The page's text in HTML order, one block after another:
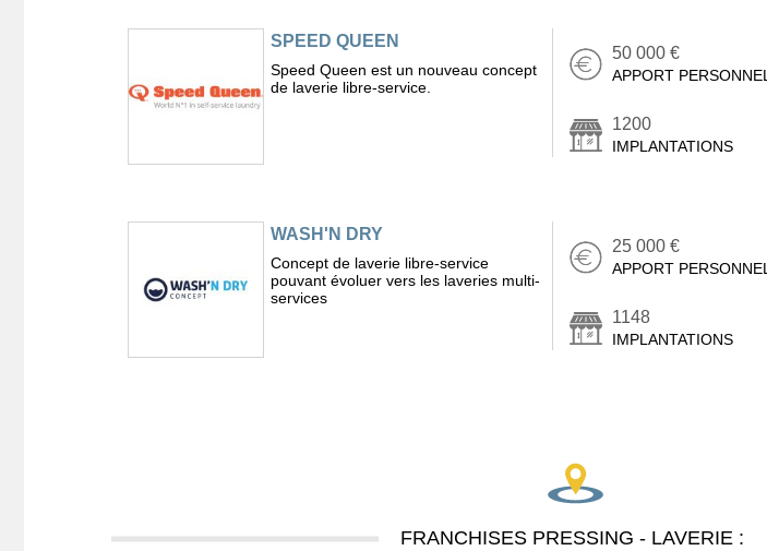
SPEED QUEEN
Speed Queen est un nouveau concept
de laverie libre-service.
50 000 €
APPORT PERSONNEL
1200
IMPLANTATIONS
WASH'N DRY
Concept de laverie libre-service
pouvant évoluer vers les laveries multi-
services
25 000 €
APPORT PERSONNEL
1148
IMPLANTATIONS
FRANCHISES PRESSING - LAVERIE :